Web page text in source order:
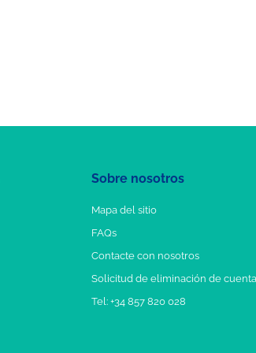
Sobre nosotros
Mapa del sitio
FAQs
Contacte con nosotros
Solicitud de eliminación de cuenta
Tel: +34 857 820 028